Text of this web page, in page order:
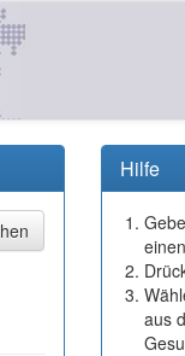
Hilfe
aus